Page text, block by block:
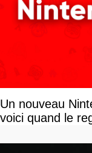
Un nouveau
voici quand le